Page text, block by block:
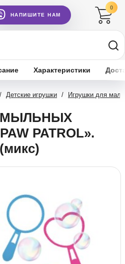
НАПИШИТЕ НАМ
0
Характеристики
/ Детские игрушки / Игрушки для
PATROL».